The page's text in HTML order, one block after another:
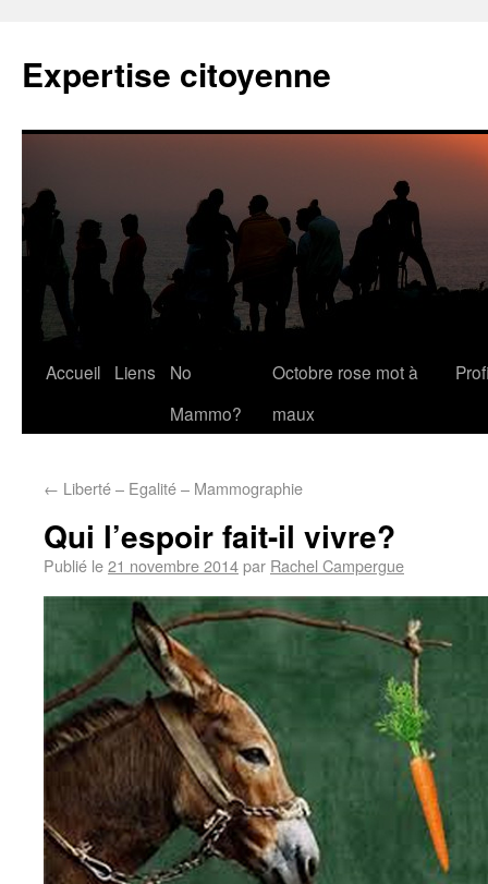
Expertise citoyenne
Accueil Liens
No
Mammo?
Octobre rose mot à
maux
← Liberté – Egalité – Mammographie
Qui l’espoir fait-il vivre?
Publié le21 novembre 2014par Rachel Campergue